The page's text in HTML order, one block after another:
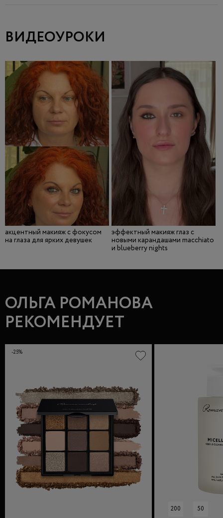
ВИДЕОУРОКИ
акцентный макияж с фокусом
на глаза для ярких девушек
эффектный макияж глаз с
новыми карандашами macchiato
и blueberry nights
ОЛЬГА РОМАНОВА
РЕКОМЕНДУЕТ
-25%
200 50